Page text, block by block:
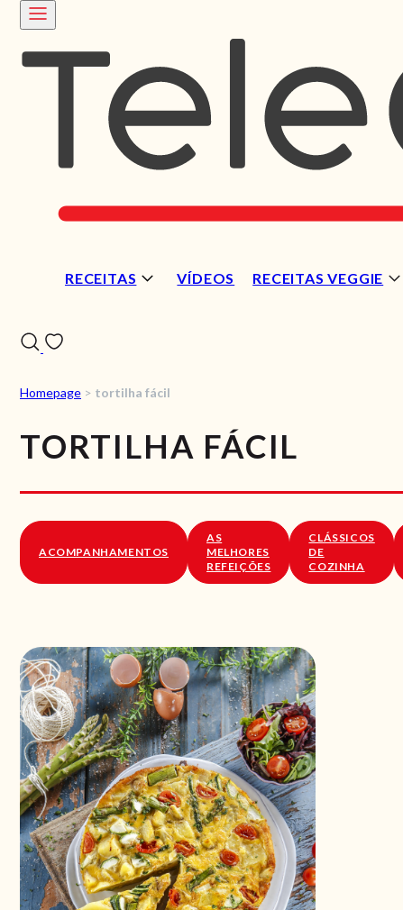
RECEITAS VÍDEOS RECEITAS VEGGIE
Homepage > tortilha fácil
TORTILHA FÁCIL
ACOMPANHAMENTOS
AS
MELHORES
REFEIÇÕES
CLÁSSICOS
DE
COZINHA